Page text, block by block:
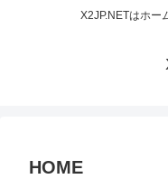
X2JP.NETはホー
HOME